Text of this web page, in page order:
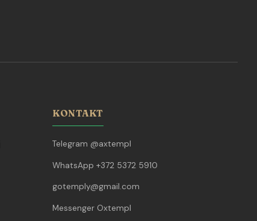
KONTAKT
Telegram @axtempl
WhatsApp +372 5372 5910
gotemply@gmail.com
Messenger Oxtempl